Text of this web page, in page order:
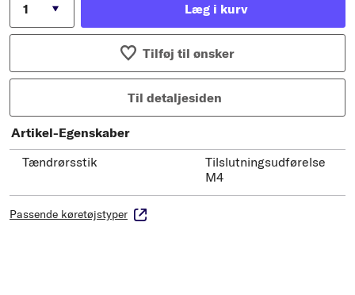
Læg i kurv
Tilføj til ønsker
Til detaljesiden
Artikel-Egenskaber
Tændrørsstik
Tilslutningsudførelse
M4
Passende køretøjstyper